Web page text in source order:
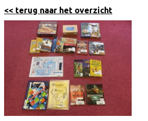
<< terug naar het overzicht